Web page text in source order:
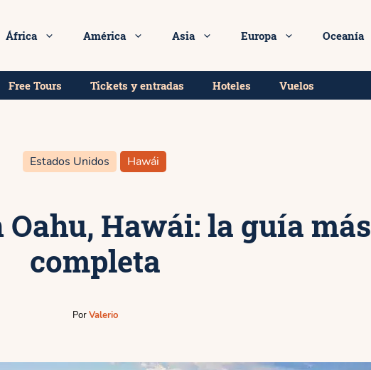
África América Asia Europa Oceanía
Free Tours Tickets y entradas Hoteles Vuelos
Estados Unidos Hawái
Oahu, Hawái: la guía más
completa
PorValerio